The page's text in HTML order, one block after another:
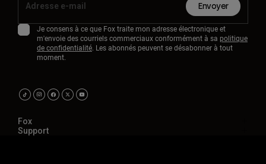
Envoyer
Je consens à ce que Fox traite mon adresse électronique et
m'envoie des courriels commerciaux conformément à sa politique
de confidentialité. Les abonnés peuvent se désabonner à tout
moment.
Fox
Support